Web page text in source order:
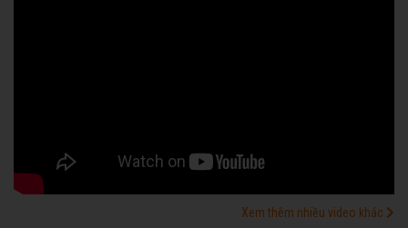
Xem thêm nhiều video khác